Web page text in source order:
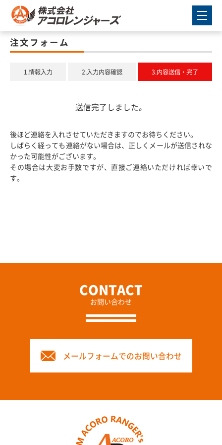
注文フォーム
1.情報入力 2.入力内容確認 3.内容送信・完了
送信完了しました。
後ほど連絡を入れさせていただきますのでお待ちください。
しばらく経っても連絡がない場合は、正しくメールが送信されな
かった可能性がございます。
その場合は大変お手数ですが、直接ご連絡いただければ幸いで
す。
お問い合わせ
メールフォームでのお問い合わせ